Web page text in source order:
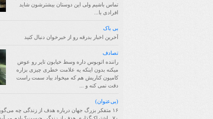
تماس باشیم ولی این دوستان بیشترشون شاید
افرادی با...
بی باک
آخرین اخبار بدرقه رو از خبرخوان دنبال کنید
تصادف
راننده اتوبوس داره وسط خیابون تایر رو عوض
میکنه بدون اینکه یه علامت خطری چیزی بزاره
کامیون کناریش هم که میخواد بیاد سمت راست
دقت نمی کنه و ...
(بی‌عنوان)
۱۶ متفکر بزرگ جهان درباره هدف از زندگی چه